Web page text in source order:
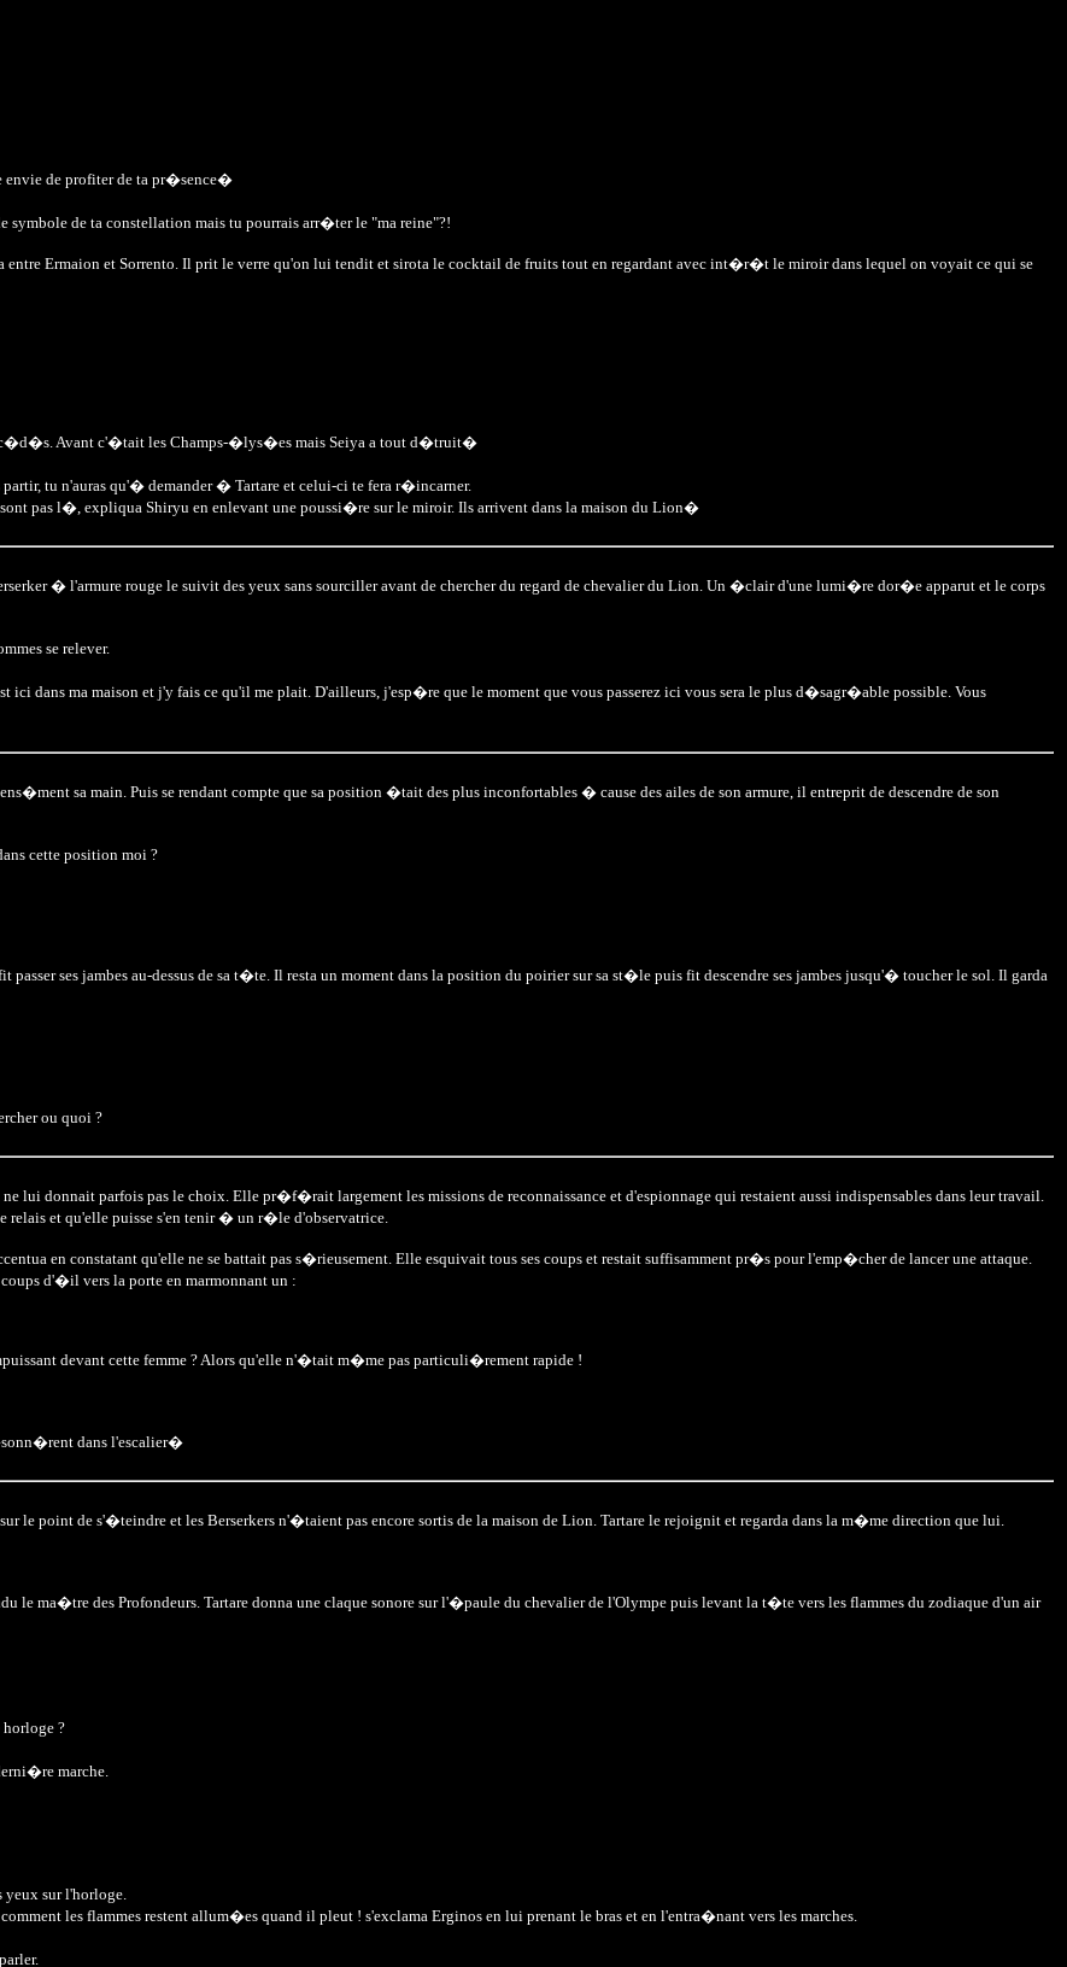
de profiter de ta pr�sence�
de ta constellation mais tu pourrais arr�ter le "ma reine"?!
Ermaion et Sorrento. Il prit le verre qu'on lui tendit et sirota le cocktail de fruits tout en regardant avec int�r�t le miroir dans lequel on voyait ce qui se
Avant c'�tait les Champs-�lys�es mais Seiya a tout d�truit�
tu n'auras qu'� demander � Tartare et celui-ci te fera r�incarner.
pas l�, expliqua Shiryu en enlevant une poussi�re sur le miroir. Ils arrivent dans la maison du Lion�
� l'armure rouge le suivit des yeux sans sourciller avant de chercher du regard de chevalier du Lion. Un �clair d'une lumi�re dor�e apparut et le corps
se relever.
ici dans ma maison et j'y fais ce qu'il me plait. D'ailleurs, j'esp�re que le moment que vous passerez ici vous sera le plus d�sagr�able possible. Vous
sa main. Puis se rendant compte que sa position �tait des plus inconfortables � cause des ailes de son armure, il entreprit de descendre de son
cette position moi ?
ses jambes au-dessus de sa t�te. Il resta un moment dans la position du poirier sur sa st�le puis fit descendre ses jambes jusqu'� toucher le sol. Il garda
ou quoi ?
lui donnait parfois pas le choix. Elle pr�f�rait largement les missions de reconnaissance et d'espionnage qui restaient aussi indispensables dans leur travail.
et qu'elle puisse s'en tenir � un r�le d'observatrice.
en constatant qu'elle ne se battait pas s�rieusement. Elle esquivait tous ses coups et restait suffisamment pr�s pour l'emp�cher de lancer une attaque.
d'�il vers la porte en marmonnant un :
devant cette femme ? Alors qu'elle n'�tait m�me pas particuli�rement rapide !
dans l'escalier�
point de s'�teindre et les Berserkers n'�taient pas encore sortis de la maison de Lion. Tartare le rejoignit et regarda dans la m�me direction que lui.
le ma�tre des Profondeurs. Tartare donna une claque sonore sur l'�paule du chevalier de l'Olympe puis levant la t�te vers les flammes du zodiaque d'un air
?
marche.
yeux sur l'horloge.
les flammes restent allum�es quand il pleut ! s'exclama Erginos en lui prenant le bras et en l'entra�nant vers les marches.